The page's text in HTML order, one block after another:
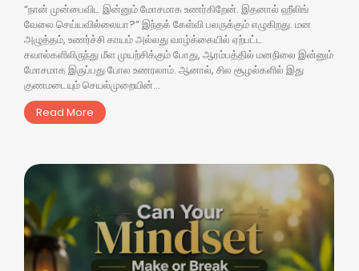
“நான் முன்பைவிட இன்னும் மோசமாக உணர்கிறேன். இதனால் ஹீலிங்
வேலை செய்யவில்லையா?” இந்தக் கேள்வி பலருக்கும் எழுகிறது. மன
அழுத்தம், உணர்ச்சி காயம் அல்லது வாழ்க்கையில் ஏற்பட்ட
சவால்களிலிருந்து மீள முயற்சிக்கும் போது, ஆரம்பத்தில் மனநிலை இன்னும்
மோசமாக இருப்பது போல உணரலாம். ஆனால், சில சூழல்களில் இது
குணமடையும் செயல்முறையின்...
Read More